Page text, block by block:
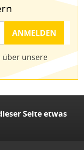
über unsere
Seite etwas